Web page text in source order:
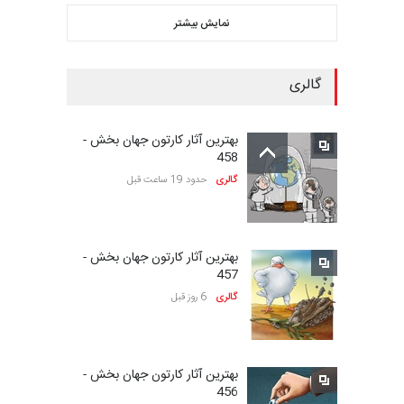
مهلت 22 روز دیگر
مهلت 23 روز دیگر
مهلت 23 روز دیگر
مهلت 25 روز دیگر
نمایش بیشتر
گالری
بهترین آثار کارتون جهان بخش -
458
گالری حدود 19 ساعت قبل
بهترین آثار کارتون جهان بخش -
457
گالری 6 روز قبل
بهترین آثار کارتون جهان بخش -
456